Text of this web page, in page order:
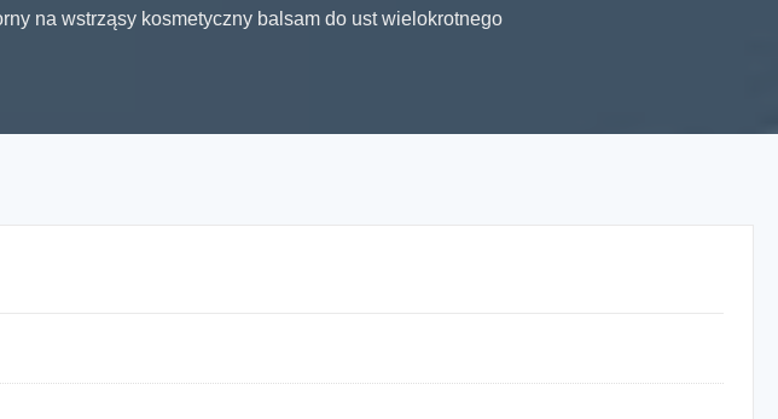
na wstrząsy kosmetyczny balsam do ust wielokrotnego